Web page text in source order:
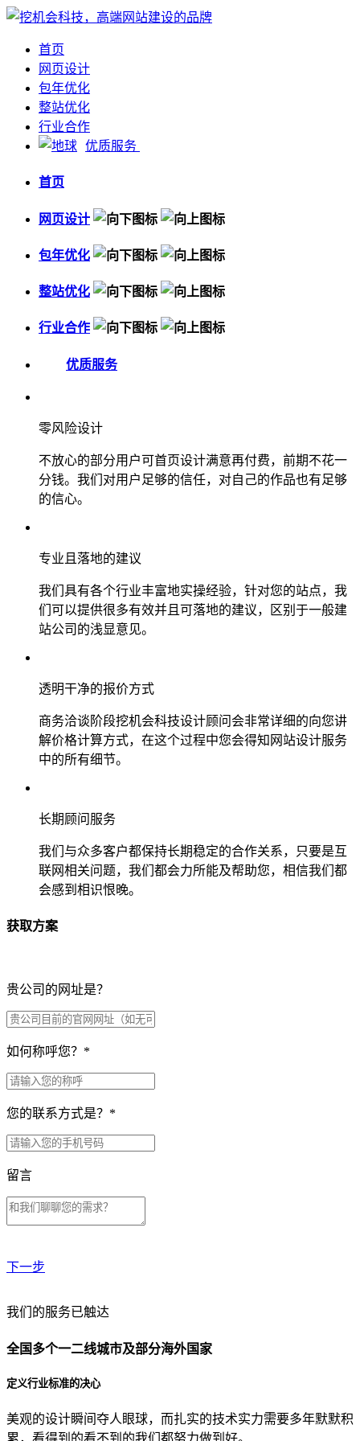
首页
网页设计
包年优化
整站优化
行业合作
优质服务
首页
网页设计
包年优化
整站优化
行业合作
优质服务
零风险设计
不放心的部分用户可首页设计满意再付费，前期不花一
分钱。我们对用户足够的信任，对自己的作品也有足够
的信心。
专业且落地的建议
我们具有各个行业丰富地实操经验，针对您的站点，我
们可以提供很多有效并且可落地的建议，区别于一般建
站公司的浅显意见。
透明干净的报价方式
商务洽谈阶段挖机会科技设计顾问会非常详细的向您讲
解价格计算方式，在这个过程中您会得知网站设计服务
中的所有细节。
长期顾问服务
我们与众多客户都保持长期稳定的合作关系，只要是互
联网相关问题，我们都会力所能及帮助您，相信我们都
会感到相识恨晚。
获取方案
贵公司的网址是？
如何称呼您？ *
您的联系方式是？ *
留言
下一步
贵公司预算范围是？
贵公司的团队规模是？
目前主要的营销渠道是？
我们的服务已触达
全国多个一二线城市及部分海外国家
定义行业标准的决心
美观的设计瞬间夺人眼球，而扎实的技术实力需要多年默默积
累，看得到的看不到的我们都努力做到好。